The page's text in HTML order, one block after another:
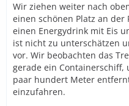
Wir ziehen weiter nach
einen schönen Platz an
einen Energydrink mit Eis
ist nicht zu unterschätzen
vor. Wir beobachten das
gerade ein
paar hundert Meter
einzufahren.